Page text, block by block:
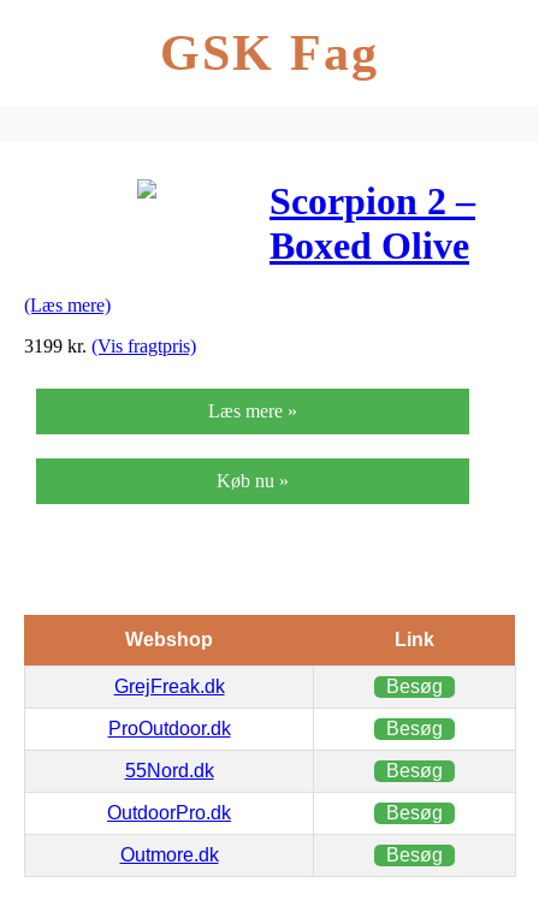
GSK Fag
Scorpion 2 –
Boxed Olive
(Læs mere)
3199 kr. (Vis fragtpris)
Læs mere »
Køb nu »
Webshop Link
GrejFreak.dk Besøg
ProOutdoor.dk Besøg
55Nord.dk Besøg
OutdoorPro.dk Besøg
Outmore.dk Besøg